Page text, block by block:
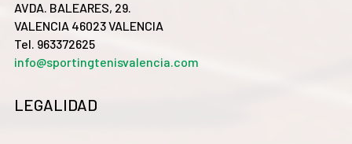
AVDA. BALEARES, 29.
VALENCIA 46023 VALENCIA
Tel. 963372625
info@sportingtenisvalencia.com
LEGALIDAD